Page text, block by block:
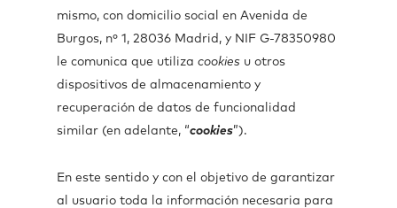
mismo, con domicilio social en Avenida de
Burgos, nº 1, 28036 Madrid, y NIF G-78350980
le comunica que utiliza cookies u otros
dispositivos de almacenamiento y
recuperación de datos de funcionalidad
similar (en adelante, “cookies”).
En este sentido y con el objetivo de garantizar
al usuario toda la información necesaria para